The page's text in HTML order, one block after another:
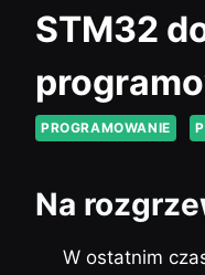
STM32
PROGRAMOWANIE
Na
W ostatnim